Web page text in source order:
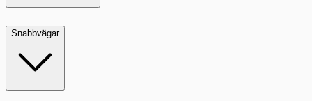
Snabbvägar